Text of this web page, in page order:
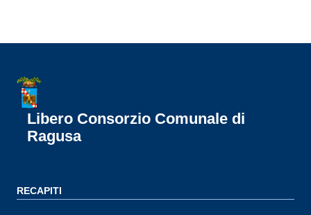
Libero Consorzio Comunale di
Ragusa
RECAPITI